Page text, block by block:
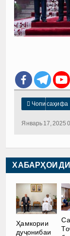
 Чопи саҳифа
Январь 17, 2025
ХАБАРҲОИ
Ҳамкории
дуҷонибаи